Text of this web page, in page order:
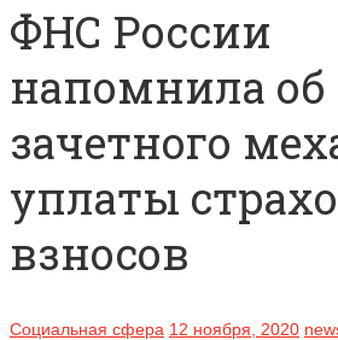
ФНС России
напомнила об
зачетного
уплаты
взносов
Социальная сфера 12 ноября, 2020